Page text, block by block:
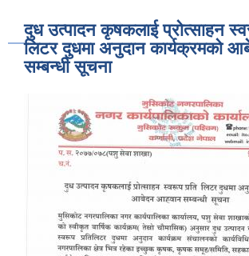
दुध उत्पादन कृषकलाई प्रोत्साहन
लिटर दुधमा अनुदान कार्यक्रमको
सम्बन्धी सूचना